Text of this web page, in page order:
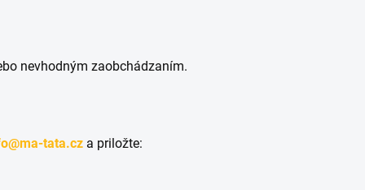
nevhodným zaobchádzaním.
tata.cz a priložte: